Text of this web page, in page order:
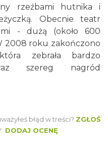
rzeźbami hutnika i
Obecnie teatr
- dużą (około 600
2008 roku zakończono
zebrała bardzo
szereg nagród
błąd w treści? ZGŁOŚ
DODAJ OCENĘ